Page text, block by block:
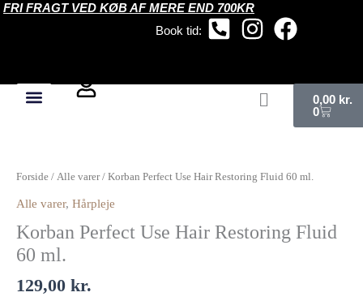
Gå
Book tid:
FRI FRAGT VED KØB AF MERE END 700KR
0,00 kr.
0
Forside / Alle varer/ Korban Perfect Use Hair Restoring Fluid 60 ml.
Alle varer, Hårpleje
Korban Perfect Use Hair Restoring Fluid
60 ml.
129,00 kr.